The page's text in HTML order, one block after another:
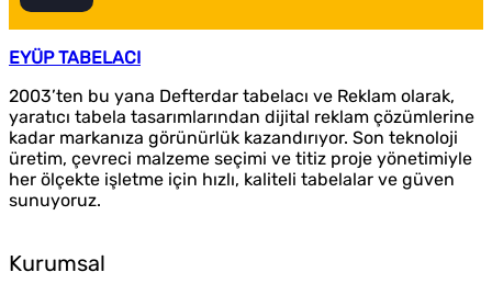
EYÜP TABELACI
2003’ten bu yana Defterdar tabelacı ve Reklam olarak,
yaratıcı tabela tasarımlarından dijital reklam çözümlerine
kadar markanıza görünürlük kazandırıyor. Son teknoloji
üretim, çevreci malzeme seçimi ve titiz proje yönetimiyle
her ölçekte işletme için hızlı, kaliteli tabelalar ve güven
sunuyoruz.
Kurumsal